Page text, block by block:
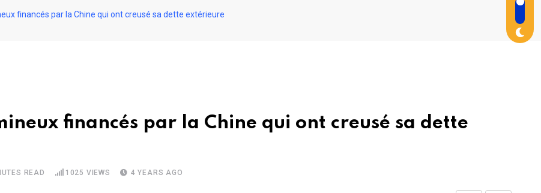
financés par la Chine qui ont creusé sa dette extérieure
financés par la Chine qui ont creusé sa dette
READ 1025 VIEWS 4 YEARS AGO